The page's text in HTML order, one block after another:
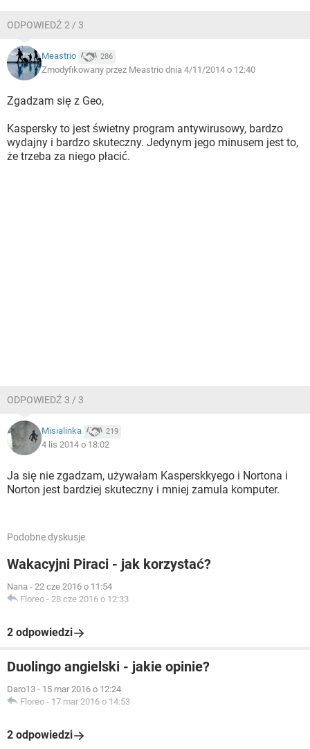
ODPOWIEDŹ 2 / 3
Meastrio 286
Zmodyfikowany przez Meastrio dnia 4/11/2014 o 12:40
Zgadzam się z Geo,
Kaspersky to jest świetny program antywirusowy, bardzo
wydajny i bardzo skuteczny. Jedynym jego minusem jest to,
że trzeba za niego płacić.
ODPOWIEDŹ 3 / 3
Misialinka 219
4 lis 2014 o 18:02
Ja się nie zgadzam, używałam Kasperskkyego i Nortona i
Norton jest bardziej skuteczny i mniej zamula komputer.
Podobne dyskusje
Wakacyjni Piraci - jak korzystać?
Nana - 22 cze 2016 o 11:54
Floreo - 28 cze 2016 o 12:33
2 odpowiedzi
Duolingo angielski - jakie opinie?
Daro13 - 15 mar 2016 o 12:24
Floreo - 17 mar 2016 o 14:53
2 odpowiedzi